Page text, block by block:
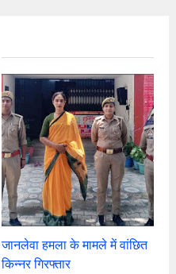
जानलेवा हमला के मामले में वांछित
किन्नर गिरफ्तार